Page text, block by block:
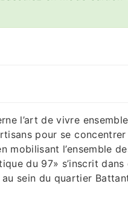
l’art de vivre
pour se concentrer
mobilisant l’ensemble
du 97» s’inscrit dans
sein du quartier